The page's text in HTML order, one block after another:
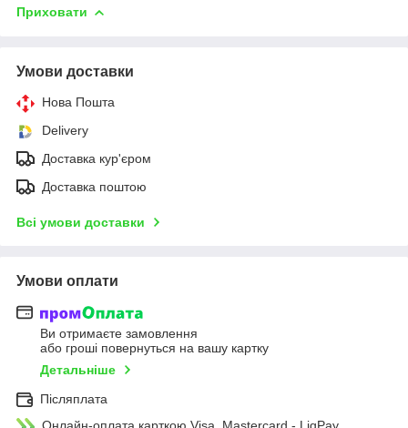
Приховати
Умови доставки
Нова Пошта
Delivery
Доставка кур'єром
Доставка поштою
Всі умови доставки
Умови оплати
Ви отримаєте замовлення
або гроші повернуться на вашу картку
Детальніше
Післяплата